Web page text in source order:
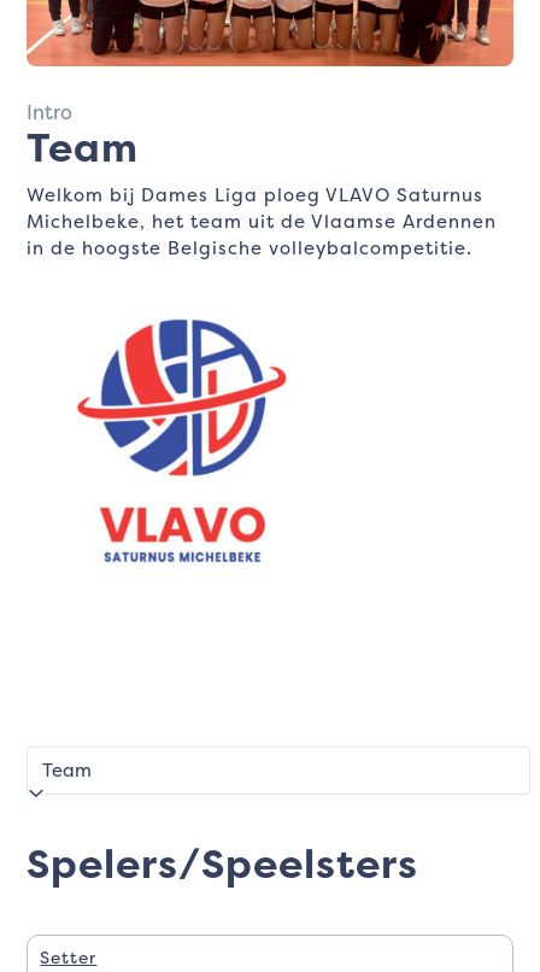
Team
Intro
Welkom bij Dames Liga ploeg VLAVO Saturnus
Michelbeke, het team uit de Vlaamse Ardennen
in de hoogste Belgische volleybalcompetitie.
Spelers/Speelsters
Setter